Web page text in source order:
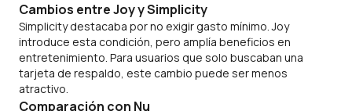
Cambios entre Joy y Simplicity
Simplicity destacaba por no exigir gasto mínimo. Joy
introduce esta condición, pero amplía beneficios en
entretenimiento. Para usuarios que solo buscaban una
tarjeta de respaldo, este cambio puede ser menos
atractivo.
Comparación con Nu